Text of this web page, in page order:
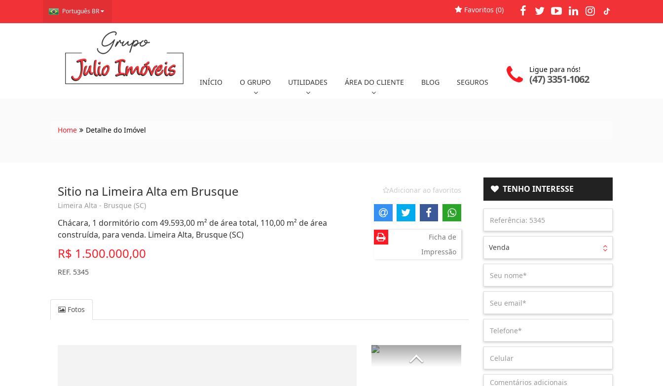
Português BR Favoritos (0)
INÍCIO O GRUPO UTILIDADES ÁREA DO CLIENTE BLOG SEGUROS
Ligue para nós!
(47) 3351-1062
Home Detalhe do Imóvel
Sitio na Limeira Alta em Brusque
Limeira Alta - Brusque (SC)
Chácara, 1 dormitório com 49.593,00 m² de área total, 110,00 m² de área
construída, para venda. Limeira Alta, Brusque (SC)
R$ 1.500.000,00
REF. 5345
Adicionar ao favoritos
Ficha de
Impressão
Fotos
TENHO INTERESSE
Venda